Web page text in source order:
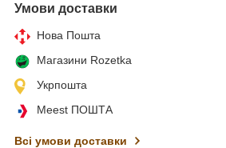
Умови доставки
Нова Пошта
Магазини Rozetka
Укрпошта
Meest ПОШТА
Всі умови доставки